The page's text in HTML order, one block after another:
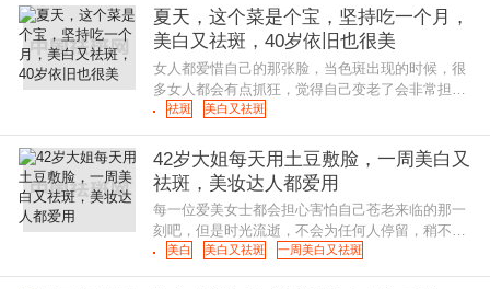
夏天，这个菜是个宝，坚持吃一个月，
美白又祛斑，40岁依旧也很美
女人都爱惜自己的那张脸，当色斑出现的时候，很
多女人都会有点抓狂，觉得自己变老了会非常担
心， 所以很多朋友都会很积极的寻找方法，想要彻
祛斑 美白又祛斑
42岁大姐每天用土豆敷脸，一周美白又
祛斑，美妆达人都爱用
每一位爱美女士都会担心害怕自己苍老来临的那一
刻吧，但是时光流逝，不会为任何人停留，稍不留
意，色斑就找上了你，慢慢爬上你的容颜，在你脸
上肆无忌惮的“传宗接代
美白 美白又祛斑 一周美白又祛斑